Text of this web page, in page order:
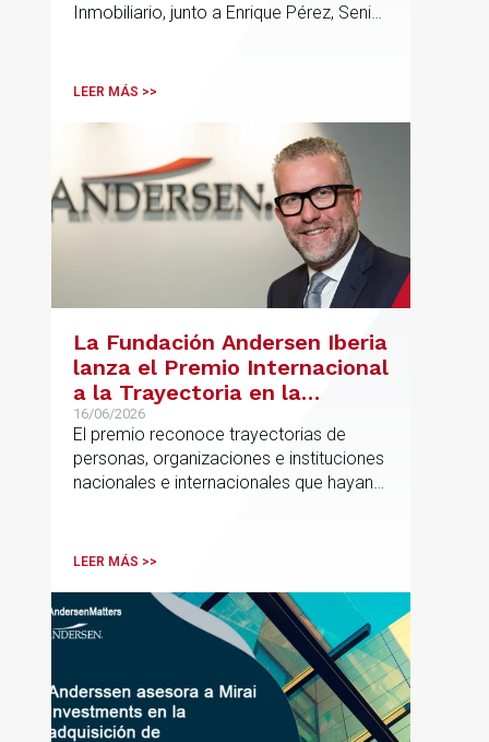
Inmobiliario, junto a Enrique Pérez, Senior
LEER MÁS >>
La Fundación Andersen Iberia
lanza el Premio Internacional
a la Trayectoria en la
Promoción de la Educación
16/06/2026
El premio reconoce trayectorias de
personas, organizaciones e instituciones
nacionales e internacionales que hayan
innovación o la equidad educativa
LEER MÁS >>